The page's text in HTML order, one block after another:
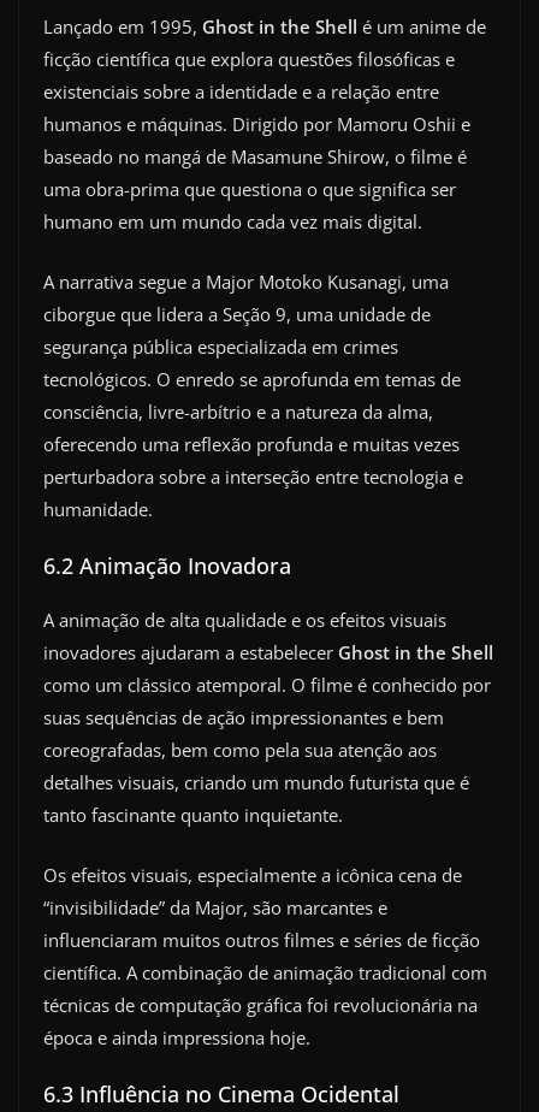
Lançado em 1995, Ghost in the Shell é um anime de
ficção científica que explora questões filosóficas e
existenciais sobre a identidade e a relação entre
humanos e máquinas. Dirigido por Mamoru Oshii e
baseado no mangá de Masamune Shirow, o filme é
uma obra-prima que questiona o que significa ser
humano em um mundo cada vez mais digital.
A narrativa segue a Major Motoko Kusanagi, uma
ciborgue que lidera a Seção 9, uma unidade de
segurança pública especializada em crimes
tecnológicos. O enredo se aprofunda em temas de
consciência, livre-arbítrio e a natureza da alma,
oferecendo uma reflexão profunda e muitas vezes
perturbadora sobre a interseção entre tecnologia e
humanidade.
6.2 Animação Inovadora
A animação de alta qualidade e os efeitos visuais
inovadores ajudaram a estabelecer Ghost in the Shell
como um clássico atemporal. O filme é conhecido por
suas sequências de ação impressionantes e bem
coreografadas, bem como pela sua atenção aos
detalhes visuais, criando um mundo futurista que é
tanto fascinante quanto inquietante.
Os efeitos visuais, especialmente a icônica cena de
“invisibilidade” da Major, são marcantes e
influenciaram muitos outros filmes e séries de ficção
científica. A combinação de animação tradicional com
técnicas de computação gráfica foi revolucionária na
época e ainda impressiona hoje.
6.3 Influência no Cinema Ocidental